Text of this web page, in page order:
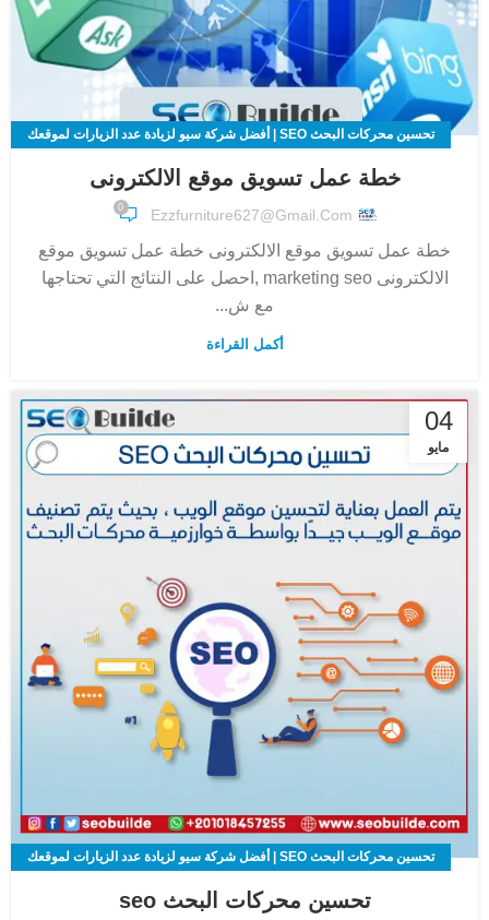
تحسين محركات البحث SEO | أفضل شركة سيو لزيادة عدد الزيارات لموقعك
خطة عمل تسويق موقع الالكترونى
Ezzfurniture627@gmail.com
0
خطة عمل تسويق موقع الالكترونى خطة عمل تسويق موقع
الالكترونى marketing seo ,احصل على النتائج التي تحتاجها
مع ش...
أكمل القراءة
04
مايو
تحسين محركات البحث SEO | أفضل شركة سيو لزيادة عدد الزيارات لموقعك
تحسين محركات البحث seo